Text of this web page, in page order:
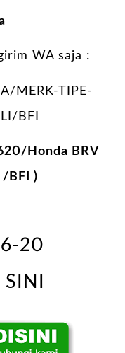
WA saja :
MERK-TIPE-
BFI
Honda BRV
BFI )
20